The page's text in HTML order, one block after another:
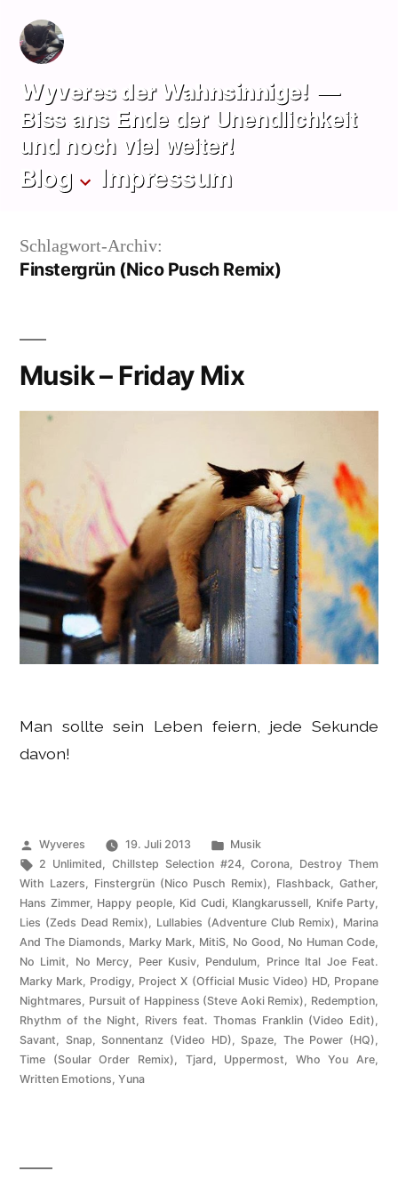
Zum
Inhalt
springen
Wyveres der Wahnsinnige!
Biss ans Ende der Unendlichkeit
und noch viel weiter!
Blog Impressum
Schlagwort-Archiv:
Finstergrün (Nico Pusch Remix)
Musik – Friday Mix
Man sollte sein Leben feiern, jede Sekunde
davon!
Veröffentlicht
von
Wyveres 19. Juli 2013
Veröffentlicht
unter
Musik
Schlagwörter:
2 Unlimited, Chillstep Selection #24,Corona, Destroy Them
With Lazers, Finstergrün (Nico Pusch Remix), Flashback,Gather,
Hans Zimmer, Happy people, Kid Cudi, Klangkarussell, Knife Party,
Lies (Zeds Dead Remix), Lullabies (Adventure Club Remix), Marina
And The Diamonds, Marky Mark, MitiS, No Good, No Human Code,
No Limit, No Mercy, Peer Kusiv, Pendulum, Prince Ital Joe Feat.
Marky Mark, Prodigy, Project X (Official Music Video) HD, Propane
Nightmares, Pursuit of Happiness (Steve Aoki Remix), Redemption,
Rhythm of the Night, Rivers feat. Thomas Franklin (Video Edit),
Savant, Snap, Sonnentanz (Video HD), Spaze, The Power (HQ),
Time (Soular Order Remix), Tjard, Uppermost, Who You Are,
Written Emotions, Yuna